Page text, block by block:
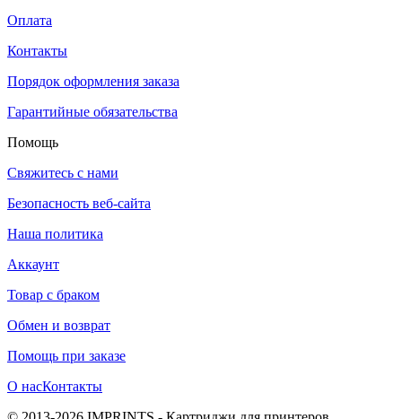
Оплата
Контакты
Порядок оформления заказа
Гарантийные обязательства
Помощь
Свяжитесь с нами
Безопасность веб-сайта
Наша политика
Аккаунт
Товар с браком
Обмен и возврат
Помощь при заказе
О насКонтакты